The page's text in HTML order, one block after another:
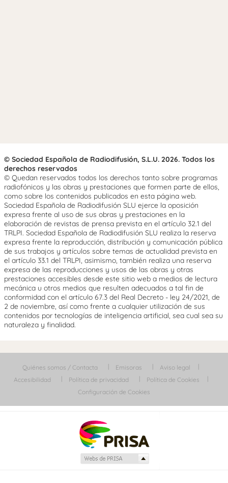
© Sociedad Española de Radiodifusión, S.L.U. 2026. Todos los
derechos reservados
© Quedan reservados todos los derechos tanto sobre programas
radiofónicos y las obras y prestaciones que formen parte de ellos,
como sobre los contenidos publicados en esta página web.
Sociedad Española de Radiodifusión SLU ejerce la oposición
expresa frente al uso de sus obras y prestaciones en la
elaboración de revistas de prensa prevista en el artículo 32.1 del
TRLPI. Sociedad Española de Radiodifusión SLU realiza la reserva
expresa frente la reproducción, distribución y comunicación pública
de sus trabajos y artículos sobre temas de actualidad prevista en
el artículo 33.1 del TRLPI, asimismo, también realiza una reserva
expresa de las reproducciones y usos de las obras y otras
prestaciones accesibles desde este sitio web a medios de lectura
mecánica u otros medios que resulten adecuados a tal fin de
conformidad con el artículo 67.3 del Real Decreto - ley 24/2021, de
2 de noviembre, así como frente a cualquier utilización de sus
contenidos por tecnologías de inteligencia artificial, sea cual sea su
naturaleza y finalidad.
Quiénes somos / Contacta Emisoras
Aviso legal
Accesibilidad
Política de privacidad
Política de Cookies
Configuración de Cookies